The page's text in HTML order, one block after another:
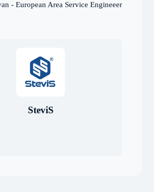
- European Area Service Engineeer
SteviS